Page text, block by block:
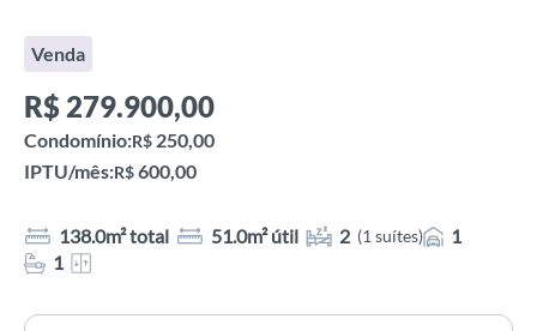
Venda
R$279.900,00
Condomínio:R$ 250,00
IPTU/mês:R$600,00
138.0m² total 51.0m² útil 2 (1 suítes)
1
1